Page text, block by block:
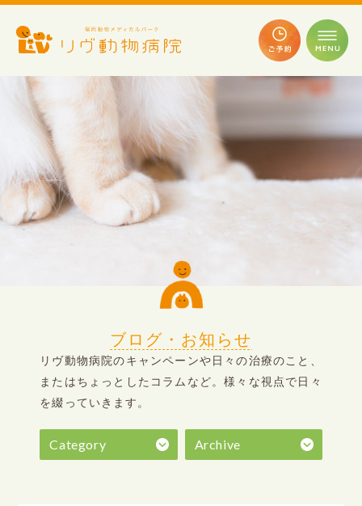
ブログ・お知らせ
リヴ動物病院のキャンペーンや日々の治療のこと、
またはちょっとしたコラムなど。様々な視点で日々
を綴っていきます。
Category Archive